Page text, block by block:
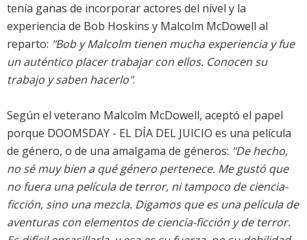
tenía ganas de incorporar actores del nivel y la
experiencia de Bob Hoskins y Malcolm McDowell al
reparto: "Bob y Malcolm tienen mucha experiencia y fue
un auténtico placer trabajar con ellos. Conocen su
trabajo y saben hacerlo".
Según el veterano Malcolm McDowell, aceptó el papel
porque DOOMSDAY - EL DÍA DEL JUICIO es una película
de género, o de una amalgama de géneros: "De hecho,
no sé muy bien a qué género pertenece. Me gustó que
no fuera una película de terror, ni tampoco de ciencia-
ficción, sino una mezcla. Digamos que es una película de
aventuras con elementos de ciencia-ficción y de terror.